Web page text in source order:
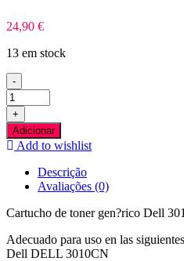
24,90 €
13 em stock
-
Quantidade
de
Dell
3010
Azul
Compativel
+
Adicionar
Add to wishlist
Descrição
Avaliações (0)
Cartucho de toner gen?rico Dell
Adecuado para uso en las
Dell DELL 3010CN